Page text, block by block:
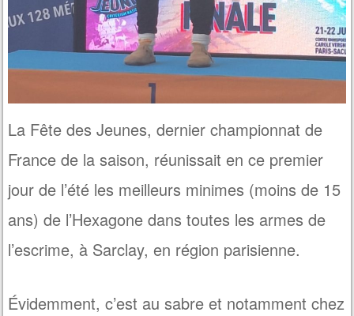
La Fête des Jeunes, dernier championnat de
France de la saison, réunissait en ce premier
jour de l’été les meilleurs minimes (moins de 15
ans) de l’Hexagone dans toutes les armes de
l’escrime, à Sarclay, en région parisienne.
Évidemment, c’est au sabre et notamment chez